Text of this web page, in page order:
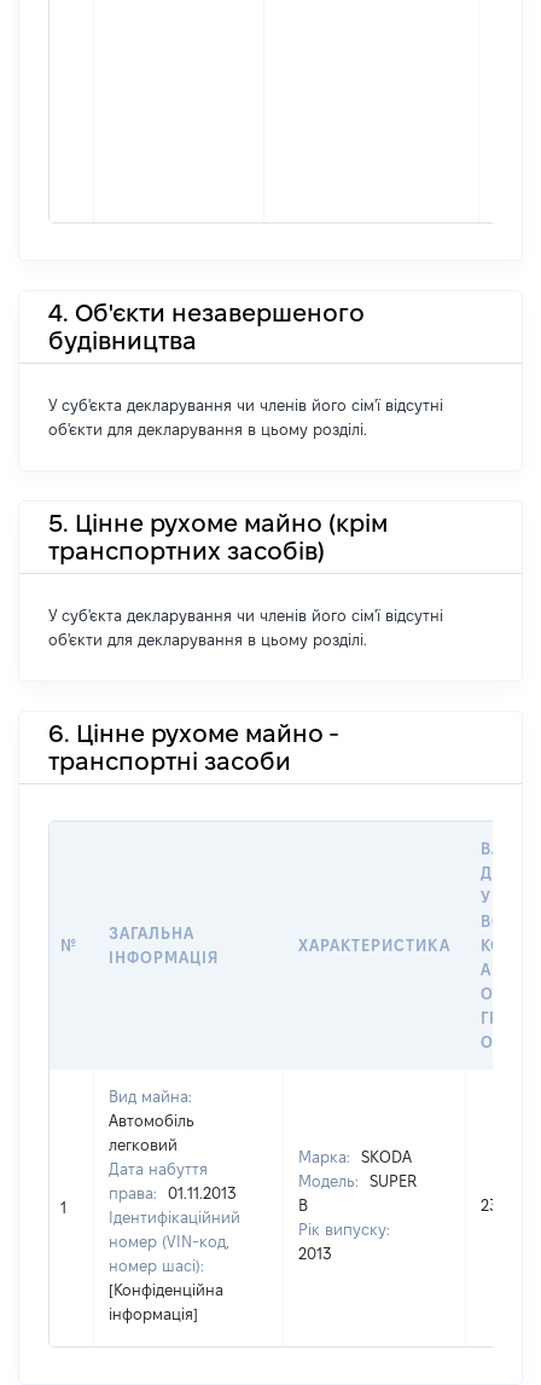
4. Об'єкти незавершеного
будівництва
У суб'єкта декларування чи членів його сім'ї відсутні
об'єкти для декларування в цьому розділі.
5. Цінне рухоме майно (крім
транспортних засобів)
У суб'єкта декларування чи членів його сім'ї відсутні
об'єкти для декларування в цьому розділі.
6. Цінне рухоме майно -
транспортні засоби
№
ЗАГАЛЬНА
ІНФОРМАЦІЯ
ХАРАКТЕРИСТИКА
ДАТУ
У
АБО
1
Вид майна:
Автомобіль
легковий
Дата набуття
права:
01.11.2013
Ідентифікаційний
номер (VIN-код,
номер шасі):
[Конфіденційна
інформація]
Марка:
SKОDA
Модель:
SUPER
В
Рік випуску:
2013
230000